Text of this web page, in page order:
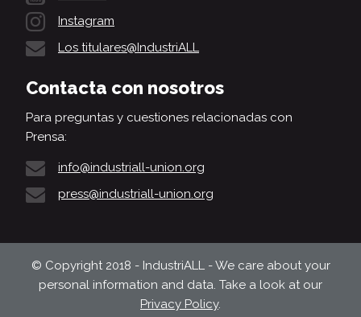
Instagram
Los titulares@IndustriALL
Contacta con nosotros
Para preguntas y cuestiones relacionadas con
Prensa:
info@industriall-union.org
press@industriall-union.org
© Copyright 2018 - IndustriALL - We care about your
personal information and data. Take a look at our
Privacy Policy.